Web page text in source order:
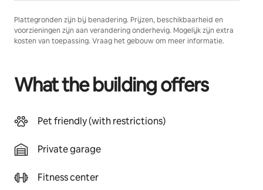
Plattegronden zijn bij benadering. Prijzen, beschikbaarheid en
voorzieningen zijn aan verandering onderhevig. Mogelijk zijn extra
kosten van toepassing. Vraag het gebouw om meer informatie.
What the building offers
Pet friendly (with restrictions)
Private garage
Fitness center